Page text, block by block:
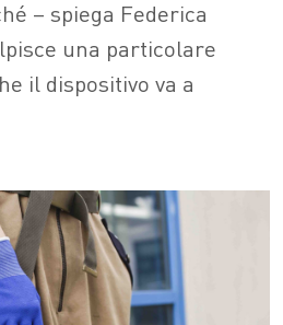
– spiega Federica
una particolare
il dispositivo va a